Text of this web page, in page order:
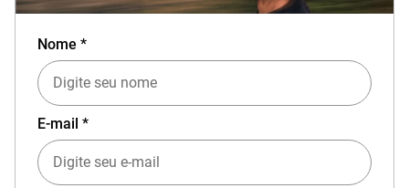
Nome *
E-mail *